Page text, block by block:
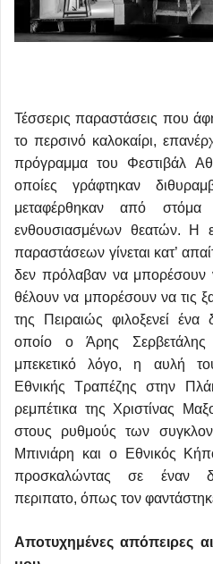
Τέσσερις παραστάσεις που
το περσινό καλοκαίρι,
πρόγραμμα του Φεστιβάλ
οποίες γράφτηκαν
μεταφέρθηκαν από
ενθουσιασμένων θεατών. Η
παραστάσεων γίνεται κατ’
δεν πρόλαβαν να μπορέσουν
θέλουν να μπορέσουν να τις
της Πειραιώς φιλοξενεί
οποίο ο Άρης Σερβετάλης
μπεκετικό λόγο, η αυλή
Εθνικής Τραπέζης στην
ρεμπέτικα της Χριστίνας
στους ρυθμούς των
Μπινιάρη και ο Εθνικός
προσκαλώντας σε έναν
περιπατο, όπως τον
Αποτυχημένες απόπειρες